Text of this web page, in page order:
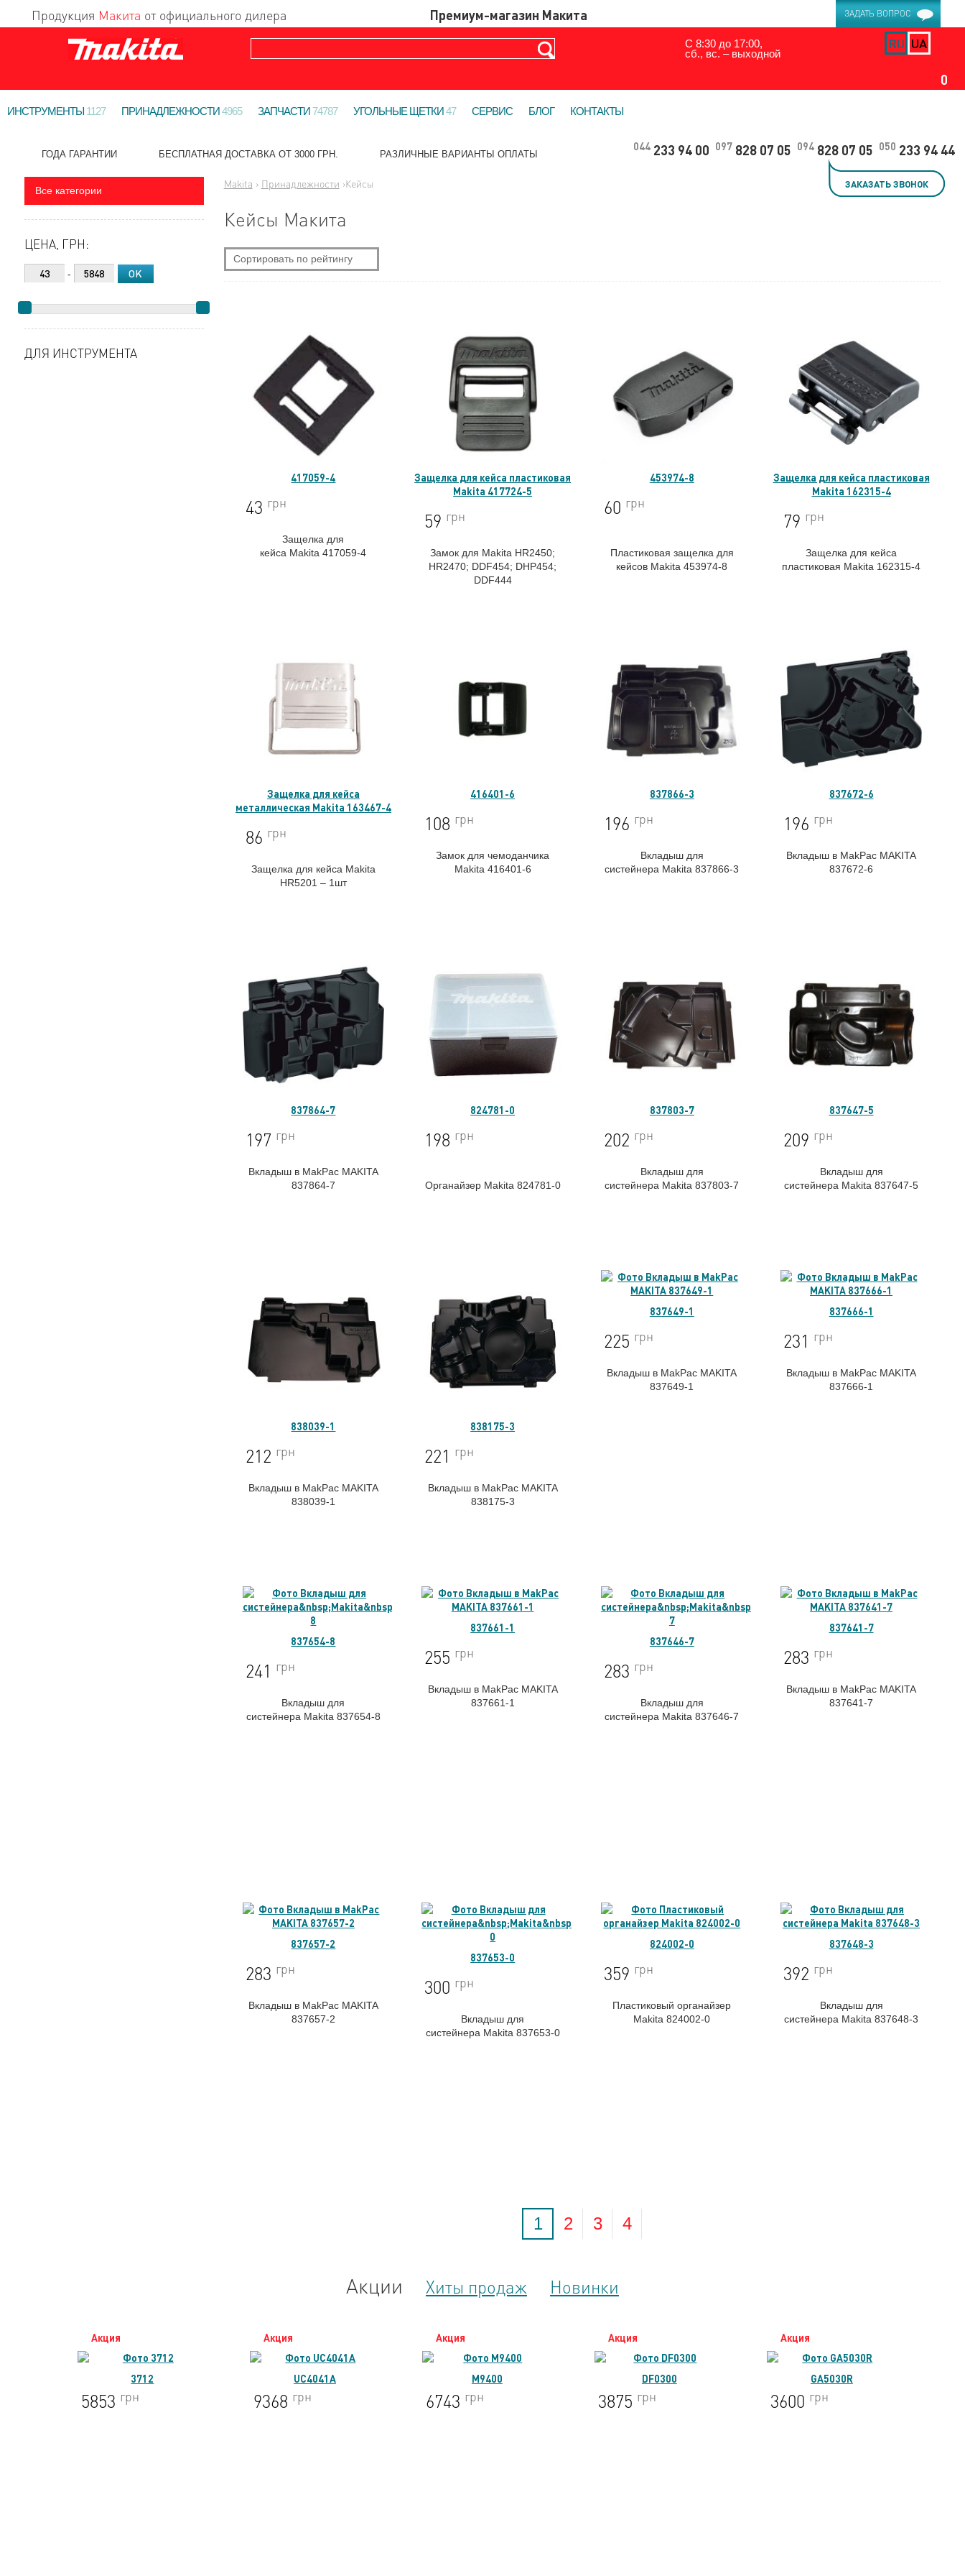
Продукция Макита от официального дилера ЗАДАТЬ ВОПРОС
RU UA
С 8:30 до 17:00,
сб., вс. – выходной
0
ИНСТРУМЕНТЫ 1127 ПРИНАДЛЕЖНОСТИ4965 ЗАПЧАСТИ74787 УГОЛЬНЫЕ ЩЕТКИ47 СЕРВИС БЛОГ КОНТАКТЫ
044 233 94 00 097 828 07 05 094 828 07 05 050 233 94 44
ЗАКАЗАТЬ ЗВОНОК
ГОДА ГАРАНТИИ БЕСПЛАТНАЯ ДОСТАВКА ОТ 3000 ГРН. РАЗЛИЧНЫЕ ВАРИАНТЫ ОПЛАТЫ
Все категории
ЦЕНА, ГРН:
-
ДЛЯ ИНСТРУМЕНТА
Makita › Принадлежности ›Кейсы
Кейсы Макита
Сортировать по рейтингу
417059-4
43 грн
Защелка для
кейса Makita417059-4
Защелка для кейса пластиковая
Makita 417724-5
59 грн
Замок для Makita HR2450;
HR2470; DDF454; DHP454;
DDF444
453974-8
60 грн
Пластиковая защелка для
кейсов Makita 453974-8
Защелка для кейса пластиковая
Makita 162315-4
79 грн
Защелка для кейса
пластиковая Makita 162315-4
Защелка для кейса
металлическая Makita 163467-4
86 грн
Защелка для кейса Makita
HR5201 – 1шт
416401-6
108 грн
Замок для чемоданчика
Makita 416401-6
837866-3
196 грн
Вкладыш для
систейнера Makita 837866-3
837672-6
196 грн
Вкладыш в MakPac MAKITA
837672-6
837864-7
197 грн
Вкладыш в MakPac MAKITA
837864-7
824781-0
198 грн
Органайзер Makita 824781-0
837803-7
202 грн
Вкладыш для
систейнера Makita 837803-7
837647-5
209 грн
Вкладыш для
систейнера Makita 837647-5
838039-1
212 грн
Вкладыш в MakPac MAKITA
838039-1
838175-3
221 грн
Вкладыш в MakPac MAKITA
838175-3
837649-1
225 грн
Вкладыш в MakPac MAKITA
837649-1
837666-1
231 грн
Вкладыш в MakPac MAKITA
837666-1
837654-8
241 грн
Вкладыш для
систейнера Makita 837654-8
837661-1
255 грн
Вкладыш в MakPac MAKITA
837661-1
837646-7
283 грн
Вкладыш для
систейнера Makita 837646-7
837641-7
283 грн
Вкладыш в MakPac MAKITA
837641-7
837657-2
283 грн
Вкладыш в MakPac MAKITA
837657-2
837653-0
300 грн
Вкладыш для
систейнера Makita 837653-0
824002-0
359 грн
Пластиковый органайзер
Makita 824002-0
837648-3
392 грн
Вкладыш для
систейнера Makita 837648-3
1 2 3 4
Акции Хиты продаж Новинки
Акция
UC4041A
9368
Акция
M9400
6743
Акция
DF0300
3875
Акция
GA5030R
3600
Акция
DHR202Z
7354